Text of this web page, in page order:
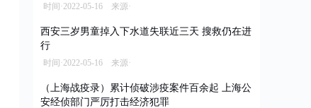
时间·2022-05-16 来源·
西安三岁男童掉入下水道失联近三天 搜救仍在进
行
时间·2022-05-16 来源·
（上海战疫录）累计侦破涉疫案件百余起 上海公
安经侦部门严厉打击经济犯罪